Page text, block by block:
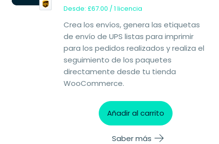
Desde: £67.00 / 1 licencia
Crea los envíos, genera las etiquetas
de envío de UPS listas para imprimir
para los pedidos realizados y realiza el
seguimiento de los paquetes
directamente desde tu tienda
WooCommerce.
Añadir al carrito
Saber más